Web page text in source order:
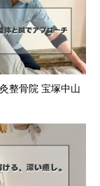
整骨院 宝塚中山